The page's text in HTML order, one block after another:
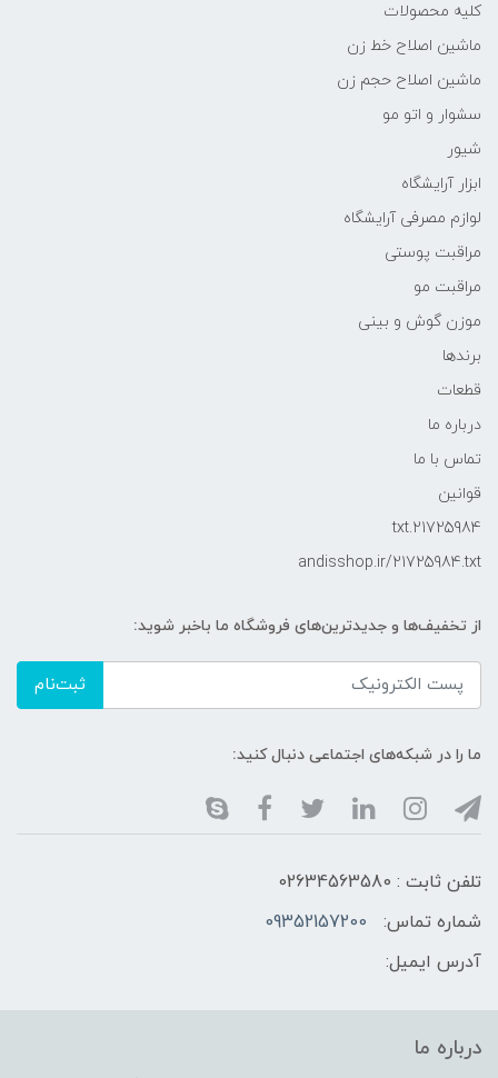
کلیه محصولات
ماشین اصلاح خط زن
ماشین اصلاح حجم زن
سشوار و اتو مو
شیور
ابزار آرایشگاه
لوازم مصرفی آرایشگاه
مراقبت پوستی
مراقبت مو
موزن گوش و بینی
برندها
قطعات
درباره ما
تماس با ما
قوانین
21725984.txt
andisshop.ir/21725984.txt
از تخفیف‌ها و جدیدترین‌های فروشگاه ما باخبر شوید:
ثبت‌نام
ما را در شبکه‌های اجتماعی دنبال کنید:
تلفن ثابت : 02634563580
شماره تماس:
09352157200
آدرس ایمیل:
درباره ما